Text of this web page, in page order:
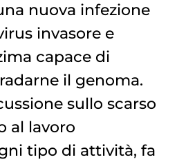
nuova infezione
invasore e
capace di
il genoma.
sullo scarso
al lavoro
tipo di attività, fa